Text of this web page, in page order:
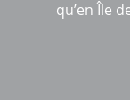
qu’en Île